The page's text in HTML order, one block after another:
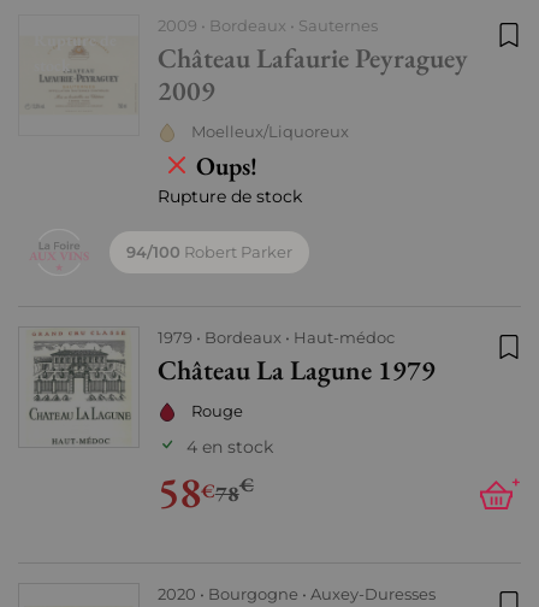
Rupture de
stock
2009 Bordeaux Sauternes
Château Lafaurie Peyraguey
2009
Moelleux/Liquoreux
Oups!
Rupture de stock
94/100 Robert Parker
1979 Bordeaux Haut-médoc
Château La Lagune 1979
Rouge
4 en stock
58€78€ +
2020 Bourgogne Auxey-Duresses